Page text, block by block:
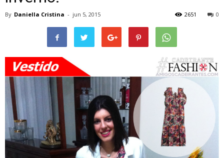
By Daniella Cristina - jun 5, 2015 0
2651